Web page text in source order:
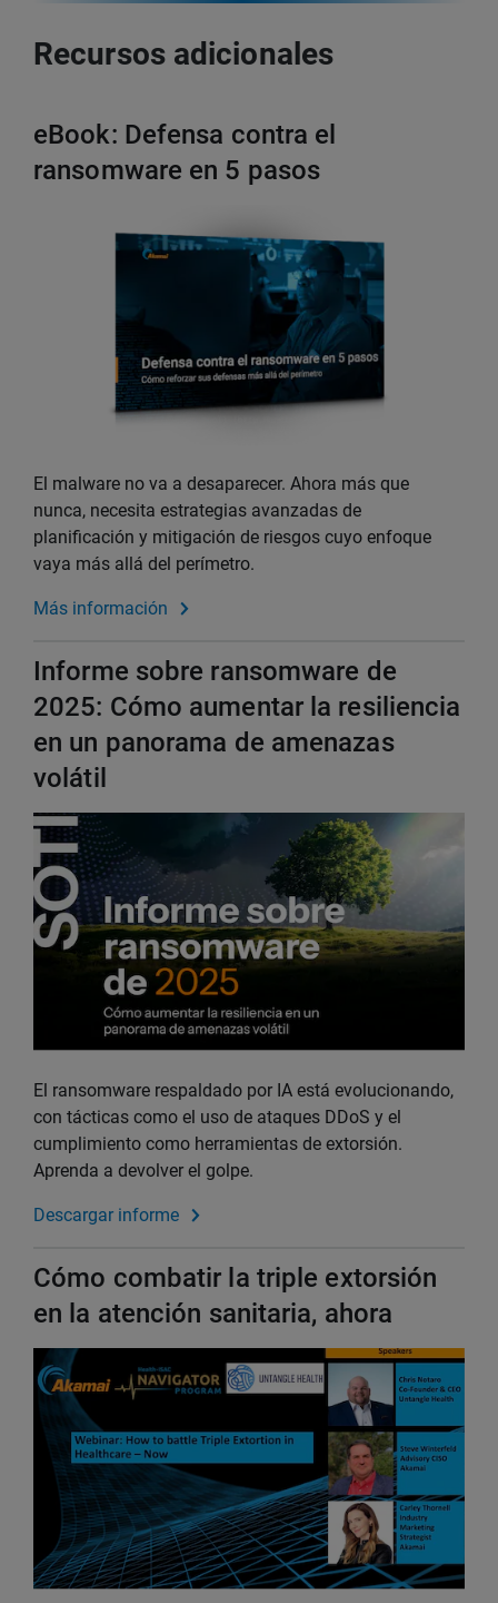
Recursos adicionales
eBook: Defensa contra el
ransomware en 5 pasos
El malware no va a desaparecer. Ahora más que
nunca, necesita estrategias avanzadas de
planificación y mitigación de riesgos cuyo enfoque
vaya más allá del perímetro.
Más información
Informe sobre ransomware de
2025: Cómo aumentar la resiliencia
en un panorama de amenazas
volátil
El ransomware respaldado por IA está evolucionando,
con tácticas como el uso de ataques DDoS y el
cumplimiento como herramientas de extorsión.
Aprenda a devolver el golpe.
Descargar informe
Cómo combatir la triple extorsión
en la atención sanitaria, ahora